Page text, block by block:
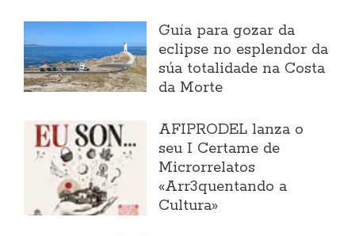
Guía para gozar da
eclipse no esplendor da
súa totalidade na Costa
da Morte
AFIPRODEL lanza o
seu I Certame de
Microrrelatos
«Arr3quentando a
Cultura»